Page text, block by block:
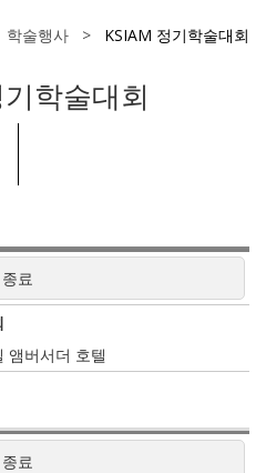
술행사 > KSIAM 정기학술대회
학술대회
종료
앰버서더 호텔
종료